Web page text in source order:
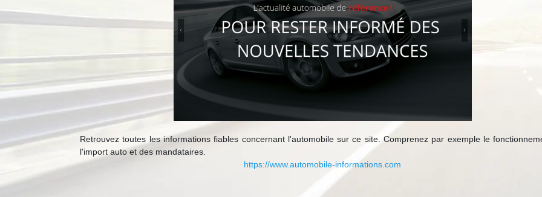
Retrouvez toutes les informations fiables concernant l'automobile sur ce site. Comprenez par exemple le
l'import auto et des mandataires.
https://www.automobile-informations.com